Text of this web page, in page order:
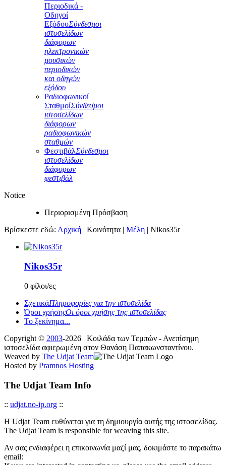
Περιοδικά -
Οδηγοί
ΕξόδουΣύνδεσμοι
ιστοσελίδων
διάφορων
ηλεκτρονικών
μουσικών
περιοδικών
και οδηγών
εξόδου
Ραδιοφωνικοί
ΣταθμοίΣύνδεσμοι
ιστοσελίδων
διάφορων
ραδιοφωνικών
σταθμών
ΦεστιβάλΣύνδεσμοι
ιστοσελίδων
διάφορων
φεστιβάλ
Notice
Περιορισμένη Πρόσβαση
Βρίσκεστε εδώ: Αρχική | Κοινότητα | Μέλη | Nikos35r
Nikos35r
0 φίλοι/ες
ΣχετικάΠληροφορίες για την ιστοσελίδα
Όροι χρήσηςΟι όροι χρήσης της ιστοσελίδας
Το ξεκίνημα...
Copyright © 2003-2026 | Κοιλάδα των Τεμπών - Ανεπίσημη
ιστοσελίδα αφιερωμένη στον Θανάση Παπακωνσταντίνου.
Weaved by The Udjat Team
Hosted by Pramnos Hosting
The Udjat Team Info
:: udjat.no-ip.org ::
Η Udjat Team ευθύνεται για τη δημιουργία αυτής της ιστοσελίδας.
The Udjat Team is responsible for weaving this site.
Αν σας ενδιαφέρει η επικοινωνία μαζί μας, δοκιμάστε το παρακάτω
email: